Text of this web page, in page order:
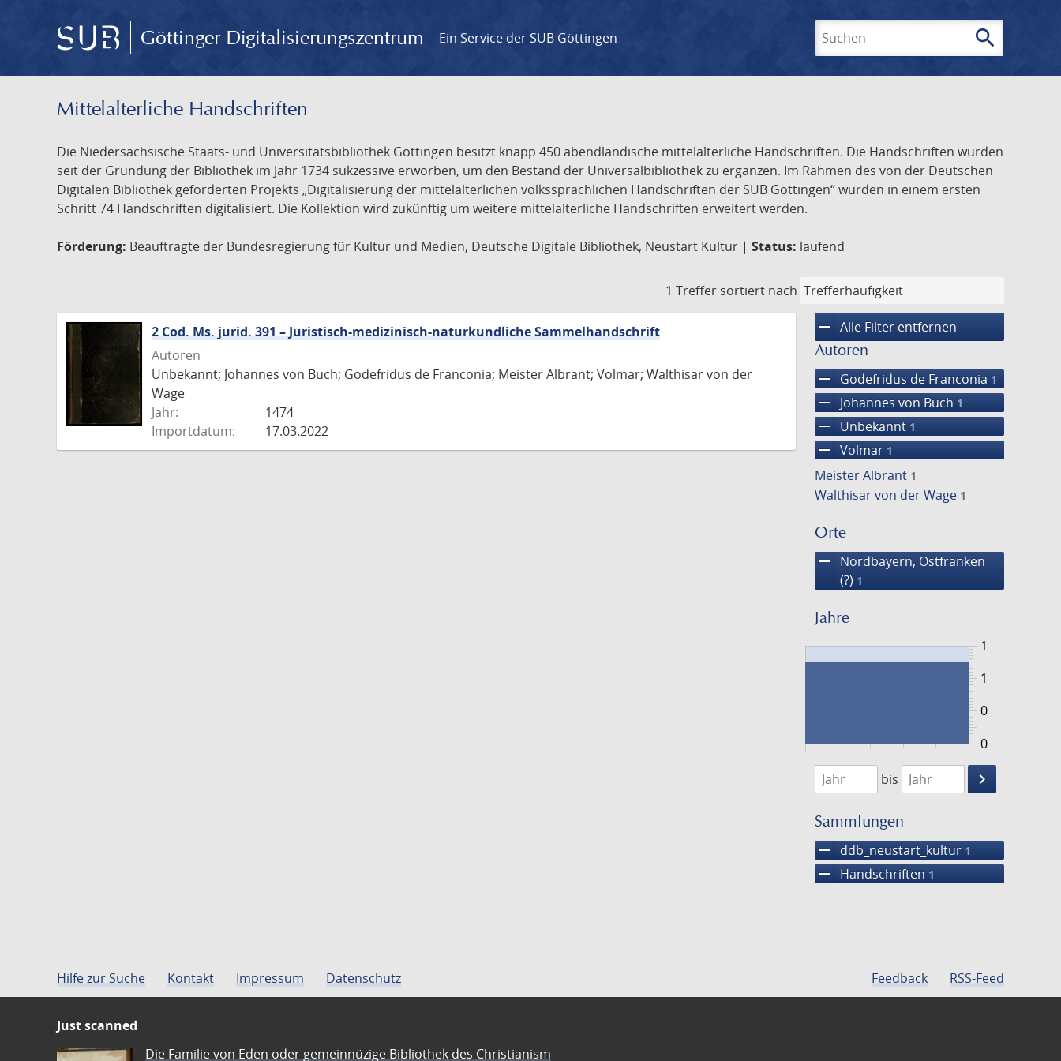
Göttinger Digitalisierungszentrum Ein Service der SUB Göttingen search
Mittelalterliche Handschriften
Die Niedersächsische Staats- und Universitätsbibliothek Göttingen besitzt knapp 450 abendländische mittelalterliche Handschriften. Die Handschriften wurden
seit der Gründung der Bibliothek im Jahr 1734 sukzessive erworben, um den Bestand der Universalbibliothek zu ergänzen. Im Rahmen des von der Deutschen
Digitalen Bibliothek geförderten Projekts „Digitalisierung der mittelalterlichen volkssprachlichen Handschriften der SUB Göttingen“ wurden in einem ersten
Schritt 74 Handschriften digitalisiert. Die Kollektion wird zukünftig um weitere mittelalterliche Handschriften erweitert werden.
Förderung: Beauftragte der Bundesregierung für Kultur und Medien, Deutsche Digitale Bibliothek, Neustart Kultur | Status: laufend
1 Treffer sortiert nach
remove Alle Filter entfernen
Autoren
remove Godefridus de Franconia 1
remove Johannes von Buch 1
remove Unbekannt 1
remove Volmar 1
Meister Albrant 1
Walthisar von der Wage 1
Orte
remove
Nordbayern, Ostfranken
(?) 1
Jahre
0
1
0
1
1474
1475
bis
keyboard_arrow_right
Suche
Sammlungen
remove ddb_neustart_kultur 1
remove Handschriften 1
2 Cod. Ms. jurid. 391 – Juristisch-medizinisch-naturkundliche Sammelhandschrift
Autoren
Unbekannt; Johannes von Buch; Godefridus de Franconia; Meister Albrant; Volmar; Walthisar von der
Wage
Jahr:
1474
Importdatum:
17.03.2022
Hilfe zur Suche Kontakt Impressum Datenschutz Feedback RSS-Feed
Just scanned
Die Familie von Eden oder gemeinnüzige Bibliothek des Christianism